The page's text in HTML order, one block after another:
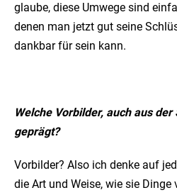
glaube, diese Umwege sind
denen man jetzt gut seine
dankbar für sein kann.
Welche Vorbilder, auch aus
geprägt?
Vorbilder? Also ich denke auf
die Art und Weise, wie sie